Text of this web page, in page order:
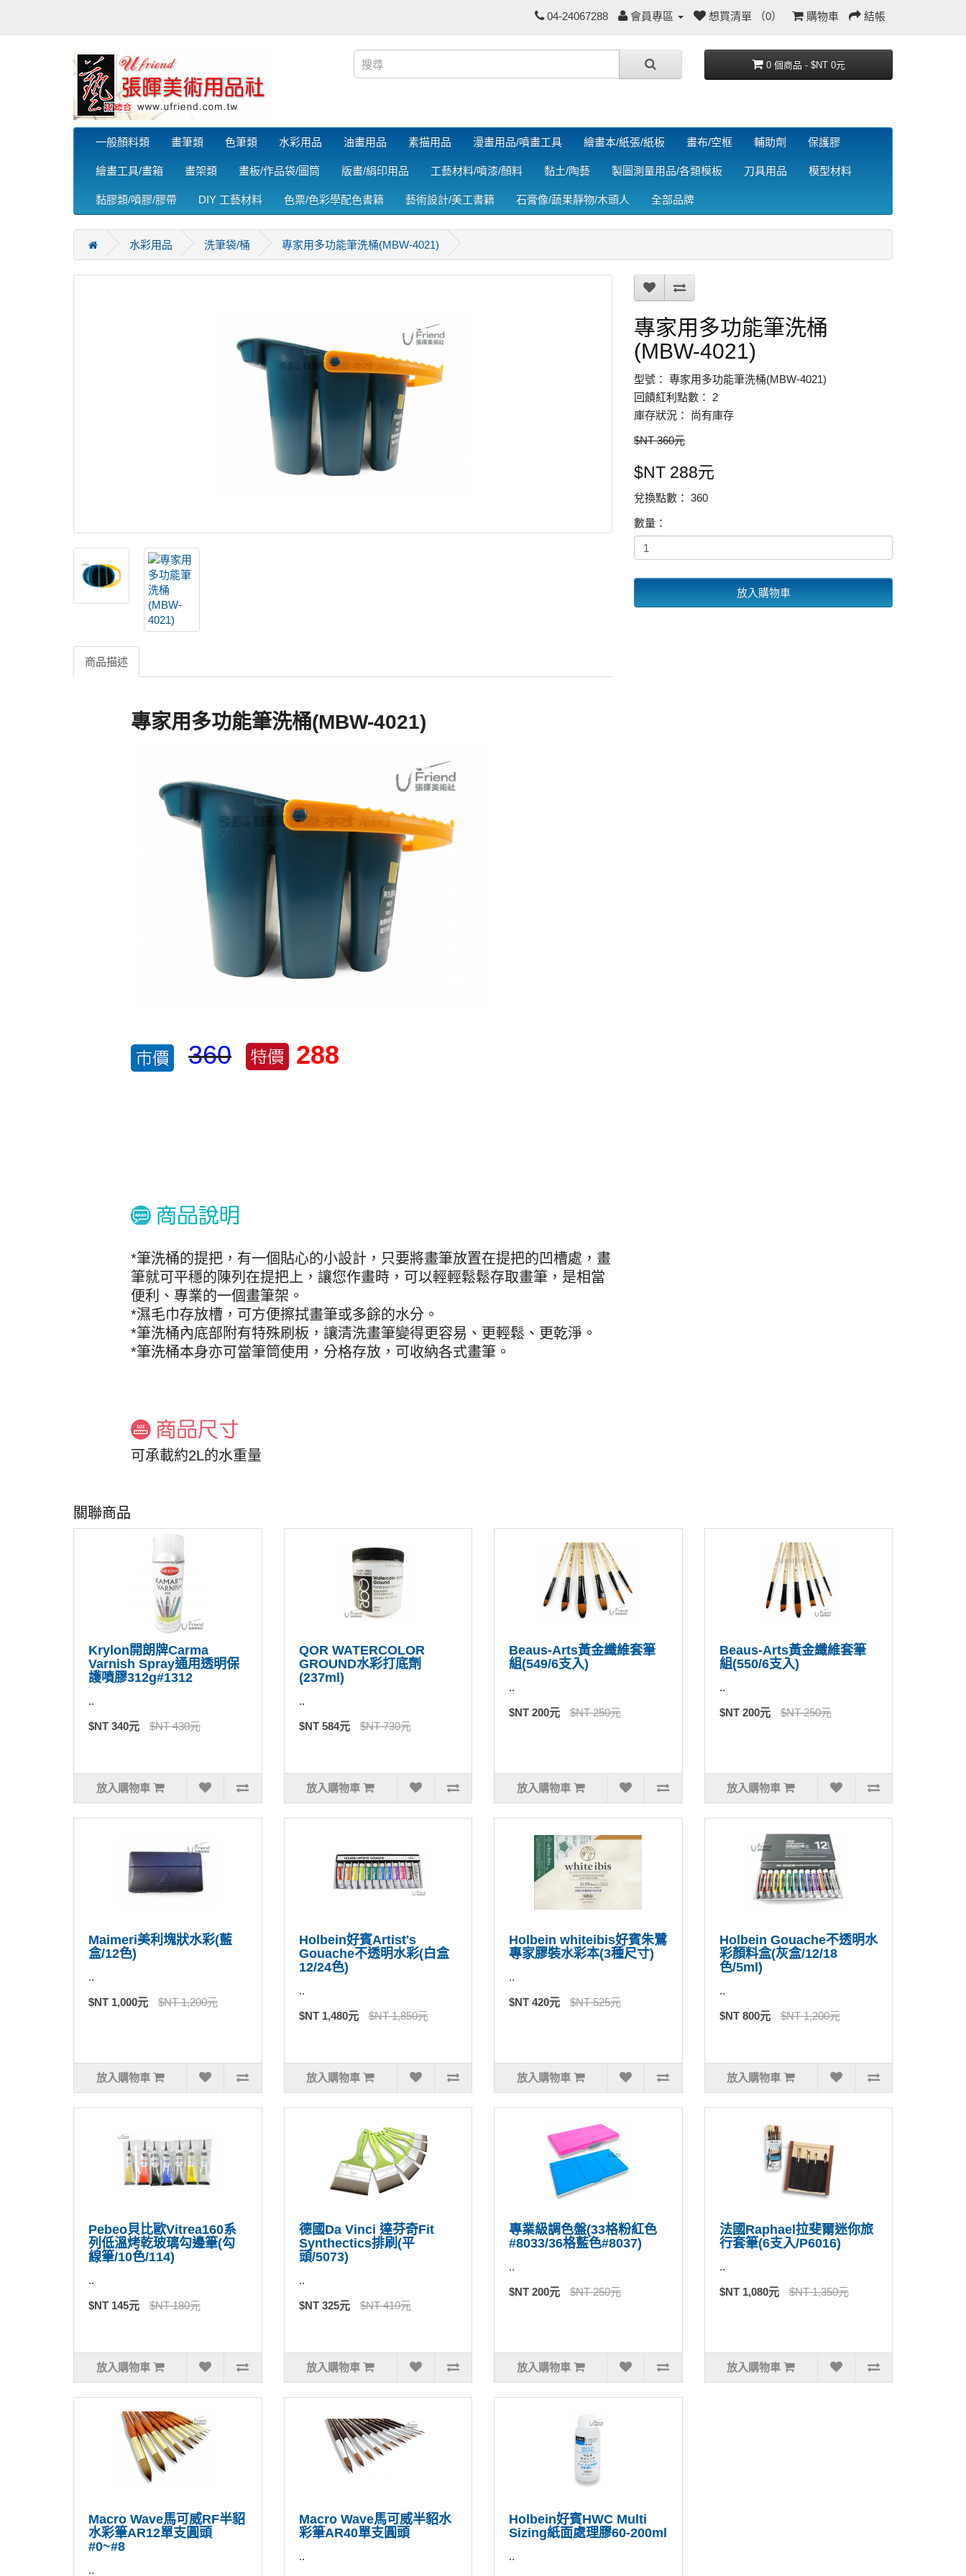
04-24067288 會員專區 想買清單 （0） 購物車 結帳
0 個商品 - $NT 0元
一般顏料類 畫筆類 色筆類 水彩用品 油畫用品 素描用品 漫畫用品/噴畫工具 繪畫本/紙張/紙板 畫布/空框 輔助劑 保護膠
繪畫工具/畫箱 畫架類 畫板/作品袋/圖筒 版畫/絹印用品 工藝材料/噴漆/顏料 黏土/陶藝 製圖測量用品/各類模板 刀具用品 模型材料
黏膠類/噴膠/膠帶 DIY 工藝材料 色票/色彩學配色書籍 藝術設計/美工書籍 石膏像/蔬果靜物/木頭人 全部品牌
水彩用品 洗筆袋/桶 專家用多功能筆洗桶(MBW-4021)
商品描述
專家用多功能筆洗桶(MBW-4021)
360 288
*筆洗桶的提把，有一個貼心的小設計，只要將畫筆放置在提把的凹槽處，畫
筆就可平穩的陳列在提把上，讓您作畫時，可以輕輕鬆鬆存取畫筆，是相當
便利、專業的一個畫筆架。
*濕毛巾存放槽，可方便擦拭畫筆或多餘的水分。
*筆洗桶內底部附有特殊刷板，讓清洗畫筆變得更容易、更輕鬆、更乾淨。
*筆洗桶本身亦可當筆筒使用，分格存放，可收納各式畫筆。
可承載約2L的水重量
專家用多功能筆洗桶
(MBW-4021)
型號： 專家用多功能筆洗桶(MBW-4021)
回饋紅利點數： 2
庫存狀況： 尚有庫存
$NT 360元
$NT 288元
兌換點數： 360
數量：
放入購物車
關聯商品
Krylon開朗牌Carma
Varnish Spray通用透明保
護噴膠312g#1312
..
$NT 340元 $NT 430元
放入購物車
QOR WATERCOLOR
GROUND水彩打底劑
(237ml)
..
$NT 584元 $NT 730元
放入購物車
Beaus-Arts黃金纖維套筆
組(549/6支入)
..
$NT 200元 $NT 250元
放入購物車
Beaus-Arts黃金纖維套筆
組(550/6支入)
..
$NT 200元 $NT 250元
放入購物車
Maimeri美利塊狀水彩(藍
盒/12色)
..
$NT 1,000元 $NT 1,200元
放入購物車
Holbein好賓Artist's
Gouache不透明水彩(白盒
12/24色)
..
$NT 1,480元 $NT 1,850元
放入購物車
Holbein whiteibis好賓朱鷺
專家膠裝水彩本(3種尺寸)
..
$NT 420元 $NT 525元
放入購物車
Holbein Gouache不透明水
彩顏料盒(灰盒/12/18
色/5ml)
..
$NT 800元 $NT 1,200元
放入購物車
Pebeo貝比歐Vitrea160系
列低溫烤乾玻璃勾邊筆(勾
線筆/10色/114)
..
$NT 145元 $NT 180元
放入購物車
德國Da Vinci 達芬奇Fit
Synthectics排刷(平
頭/5073)
..
$NT 325元 $NT 410元
放入購物車
專業級調色盤(33格粉紅色
#8033/36格藍色#8037)
..
$NT 200元 $NT 250元
放入購物車
法國Raphael拉斐爾迷你旅
行套筆(6支入/P6016)
..
$NT 1,080元 $NT 1,350元
放入購物車
Macro Wave馬可威RF半貂
水彩筆AR12單支圓頭
#0~#8
..
Macro Wave馬可威半貂水
彩筆AR40單支圓頭
..
Holbein好賓HWC Multi
Sizing紙面處理膠60-200ml
..